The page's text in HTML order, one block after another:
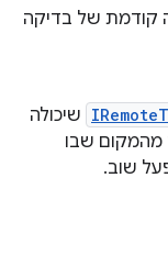
של בדיקה
שיכולה
מהמקום שבו
שוב.